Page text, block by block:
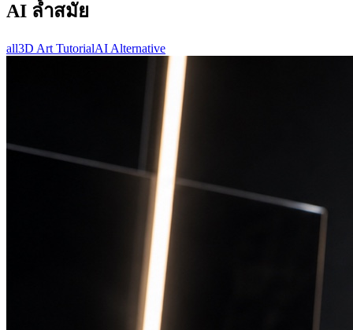
AI ล้ำสมัย
all3D Art TutorialAI Alternative